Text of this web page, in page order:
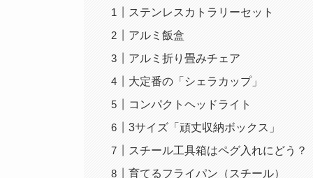
ステンレスカトラリーセット
アルミ飯盒
アルミ折り畳みチェア
大定番の「シェラカップ」
コンパクトヘッドライト
3サイズ「頑丈収納ボックス」
スチール工具箱はペグ入れにどう？
育てるフライパン（スチール）